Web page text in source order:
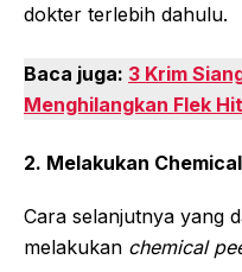
dokter terlebih dahulu.
Baca juga: 3 Krim
Menghilangkan Flek
2. Melakukan
Cara selanjutnya yang
melakukan chemical